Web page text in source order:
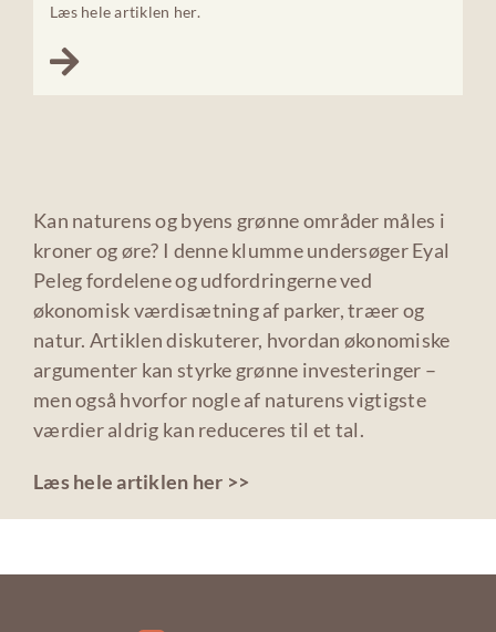
Læs hele artiklen her.
Kan naturens og byens grønne områder måles i
kroner og øre? I denne klumme undersøger Eyal
Peleg fordelene og udfordringerne ved
økonomisk værdisætning af parker, træer og
natur. Artiklen diskuterer, hvordan økonomiske
argumenter kan styrke grønne investeringer –
men også hvorfor nogle af naturens vigtigste
værdier aldrig kan reduceres til et tal.
Læs hele artiklen her >>